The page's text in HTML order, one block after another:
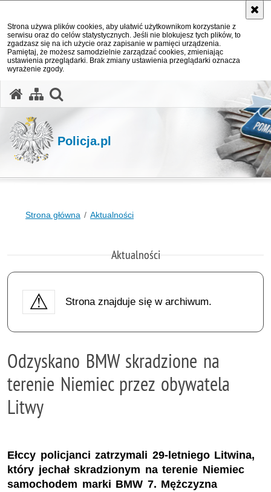
Strona używa plików cookies, aby ułatwić użytkownikom korzystanie z
serwisu oraz do celów statystycznych. Jeśli nie blokujesz tych plików, to
zgadzasz się na ich użycie oraz zapisanie w pamięci urządzenia.
Pamiętaj, że możesz samodzielnie zarządzać cookies, zmieniając
ustawienia przeglądarki. Brak zmiany ustawienia przeglądarki oznacza
wyrażenie zgody.
Policja.pl
Strona główna Aktualności
Aktualności
Strona znajduje się w archiwum.
Odzyskano BMW skradzione na
terenie Niemiec przez obywatela
Litwy
Ełccy policjanci zatrzymali 29-letniego Litwina,
który jechał skradzionym na terenie Niemiec
samochodem marki BMW 7. Mężczyzna